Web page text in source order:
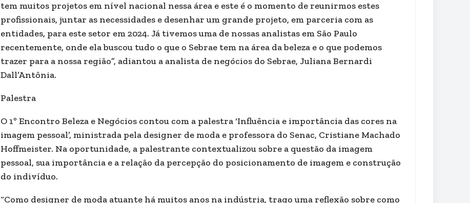
tem muitos projetos em nível nacional nessa área e este é o momento de reunirmos estes
profissionais, juntar as necessidades e desenhar um grande projeto, em parceria com as
entidades, para este setor em 2024. Já tivemos uma de nossas analistas em São Paulo
recentemente, onde ela buscou tudo o que o Sebrae tem na área da beleza e o que podemos
trazer para a nossa região”, adiantou a analista de negócios do Sebrae, Juliana Bernardi
Dall’Antônia.
Palestra
O 1º Encontro Beleza e Negócios contou com a palestra ‘Influência e importância das cores na
imagem pessoal’, ministrada pela designer de moda e professora do Senac, Cristiane Machado
Hoffmeister. Na oportunidade, a palestrante contextualizou sobre a questão da imagem
pessoal, sua importância e a relação da percepção do posicionamento de imagem e construção
do indivíduo.
“Como designer de moda atuante há muitos anos na indústria, trago uma reflexão sobre como